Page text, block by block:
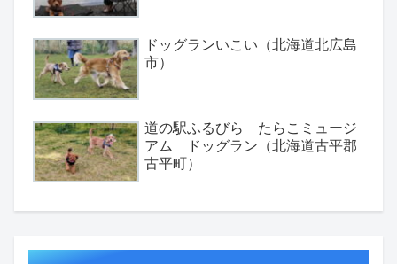
ドッグランいこい（北海道北広島
市）
道の駅ふるびら たらこミュージ
アム ドッグラン（北海道古平郡
古平町）